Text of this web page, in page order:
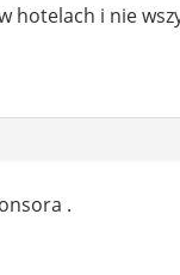
hotelach i nie
.